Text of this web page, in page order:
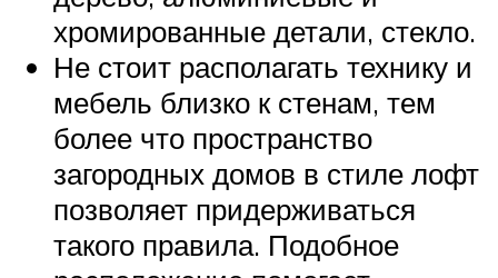
хромированные детали, стекло.
Не стоит располагать технику и
мебель близко к стенам, тем
более что пространство
загородных домов в стиле лофт
позволяет придерживаться
такого правила. Подобное